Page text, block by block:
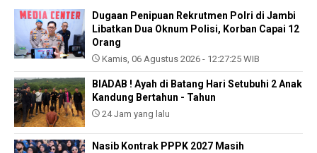
Dugaan Penipuan Rekrutmen Polri di Jambi
Libatkan Dua Oknum Polisi, Korban Capai 12
Orang
Kamis, 06 Agustus 2026 - 12:27:25 WIB
BIADAB ! Ayah di Batang Hari Setubuhi 2 Anak
Kandung Bertahun - Tahun
24 Jam yang lalu
Nasib Kontrak PPPK 2027 Masih